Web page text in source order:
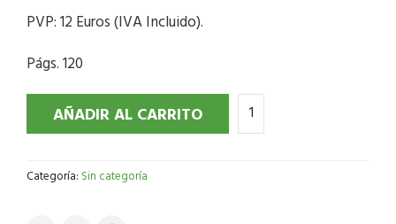
PVP: 12 Euros (IVA Incluido).
Págs. 120
AÑADIR AL CARRITO
Categoría: Sin categoría